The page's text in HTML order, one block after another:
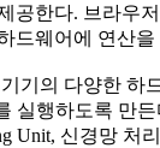
공한다. 브라우
드웨어에 연산
기의 다양한 하
실행하도록 만든
Unit, 신경망 처